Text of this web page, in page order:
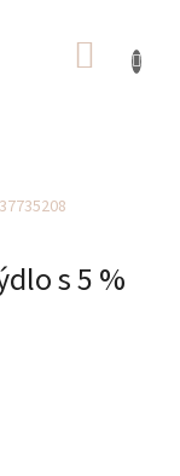
s 5 %